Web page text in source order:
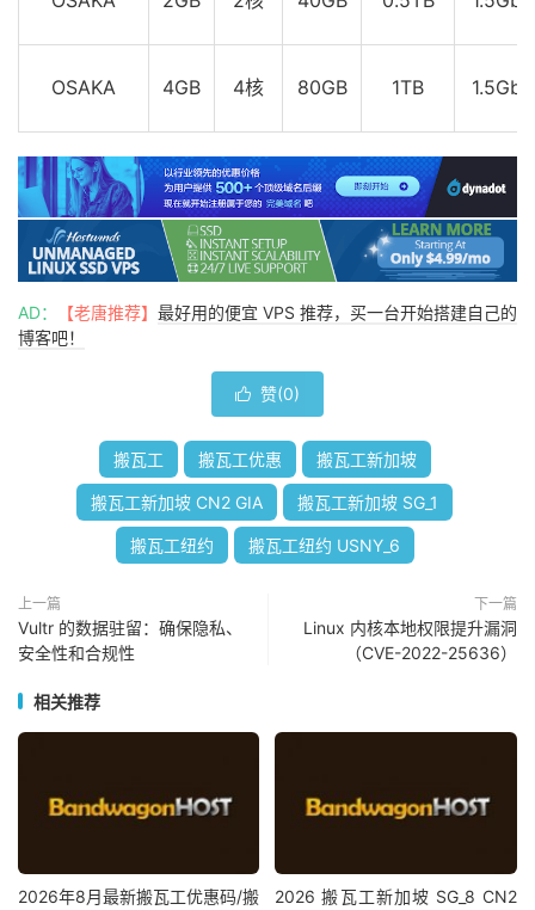
OSAKA 4GB 4核 80GB 1TB
AD： 【老唐推荐】 最好用的便宜 VPS 推荐，买一台开始搭建自己的
博客吧！
 赞(0)
搬瓦工 搬瓦工优惠 搬瓦工新加坡
搬瓦工新加坡 CN2 GIA 搬瓦工新加坡 SG_1
搬瓦工纽约 搬瓦工纽约 USNY_6
上一篇
Vultr 的数据驻留：确保隐私、
安全性和合规性
下一篇
Linux 内核本地权限提升漏洞
（CVE-2022-25636）
相关推荐
2026年8月最新搬瓦工优惠码/搬
2026 搬瓦工新加坡 SG_8 CN2